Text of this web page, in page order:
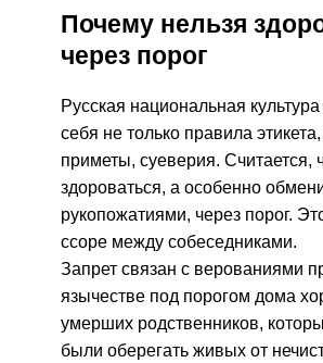
Почему нельзя
через порог
Русская национальная
себя не только правила
приметы, суеверия. Считается,
здороваться, а особенно
рукопожатиями, через порог.
ссоре между собеседниками.
Запрет связан с верованиями
язычестве под порогом дома
умерших родственников,
были оберегать живых от